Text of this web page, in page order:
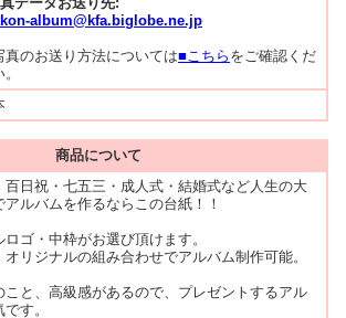
album@kfa.biglobe.ne.jp
真のお送り方法については■こちら をご確認くだ
商品について
百日祝・七五三・成人式・結婚式など人生の大
ルバムを作るならこの台紙！！
ゴ・中枠がお選び頂けます。
リジナルの組み合わせでアルバム制作可能。
こと、高級感があるので、プレゼントするアル
す。